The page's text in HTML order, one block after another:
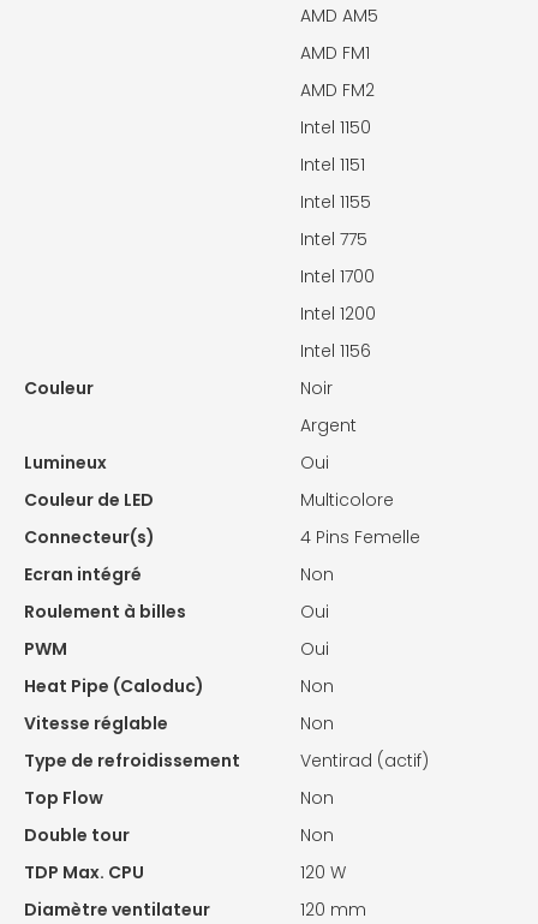
AMD AM5
AMD FM1
AMD FM2
Intel 1150
Intel 1151
Intel 1155
Intel 775
Intel 1700
Intel 1200
Intel 1156
Couleur
Noir
Argent
Lumineux
Oui
Couleur de LED
Multicolore
Connecteur(s)
4 Pins Femelle
Ecran intégré
Non
Roulement à billes
Oui
PWM
Oui
Heat Pipe (Caloduc)
Non
Vitesse réglable
Non
Type de refroidissement
Ventirad (actif)
Top Flow
Non
Double tour
Non
TDP Max. CPU
120 W
Diamètre ventilateur
120 mm